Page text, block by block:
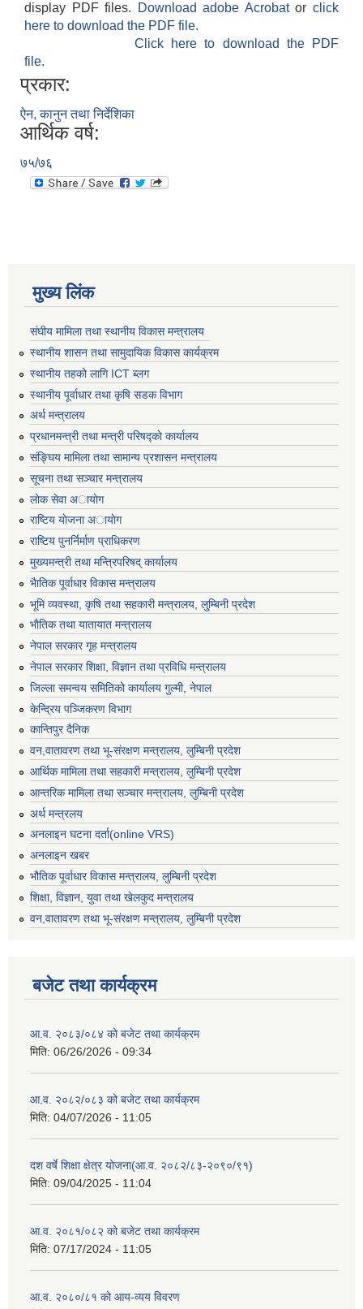
display PDF files.
Download adobe Acrobatorclick
here to download the PDF file.
Click here to download the PDF
file.
प्रकार:
ऐन, कानुन तथा निर्देशिका
आर्थिक वर्ष:
७५/७६
मुख्य लिंक
संघीय मामिला तथा स्थानीय विकास मन्त्रालय
स्थानीय शासन तथा सामुदायिक विकास कार्यक्रम
स्थानीय तहको लागि ICT ब्लग
स्थानीय पूर्वाधार तथा कृषि सडक विभाग
अर्थ मन्त्रालय
प्रधानमन्त्री तथा मन्त्री परिषद्काे कार्यालय
संङ्घिय मामिला तथा सामान्य प्रशासन मन्त्रालय
सूचना तथा सञ्चार मन्त्रालय
लाेक सेवा अायाेग
राष्टिय याेजना अायाेग
राष्टिय पुनर्निर्माण प्राधिकरण
मुख्यमन्त्री तथा मन्त्रिपरिषद् कार्यालय
भैातिक पूर्वाधार विकास मन्त्रालय
भूमि व्यवस्था, कृषि तथा सहकारी मन्त्रालय, लु्म्बिनी प्रदेश
भाैतिक तथा यातायात मन्त्रालय
नेपाल सरकार गृह मन्त्रालय
नेपाल सरकार शिक्षा, विज्ञान तथा प्रविधि मन्त्रालय
जिल्ला समन्वय समितिको कार्यालय गुल्मी, नेपाल
केन्द्रिय पञ्जिकरण विभाग
कान्तिपुर दैनिक
वन,वातावरण तथा भू-संरक्षण मन्त्रालय, लुम्बिनी प्रदेश
आर्थिक मामिला तथा सहकारी मन्त्रालय, लुम्बिनी प्रदेश
आन्तरिक मामिला तथा सञ्चार मन्त्रालय, लुम्बिनी प्रदेश
अर्थ मन्त्रलय
अनलाइन घटना दर्ता(online VRS)
अनलाइन खबर
भौतिक पूर्वाधार विकास मन्त्रालय, लुम्बिनी प्रदेश
शिक्षा, विज्ञान, युवा तथा खेलकुद मन्‍‍त्रालय
वन,वातावरण तथा भू-संरक्षण मन्त्रालय, लुम्बिनी प्रदेश
बजेट तथा कार्यक्रम
आ.व. २०८३/०८४ को बजेट तथा कार्यक्रम
मिति: 06/26/2026 - 09:34
आ.व. २०८२/०८३ को बजेट तथा कार्यक्रम
मिति: 04/07/2026 - 11:05
दश वर्षे शिक्षा क्षेत्र योजना(आ.व. २०८२/८३-२०९०/९१)
मिति: 09/04/2025 - 11:04
आ.व. २०८१/०८२ को बजेट तथा कार्यक्रम
मिति: 07/17/2024 - 11:05
आ.व. २०८०/८१ को आय-व्यय विवरण